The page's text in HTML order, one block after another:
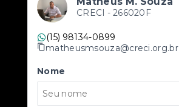
CRECI - 266020F
(15) 98134-0899
matheusmsouza@creci.org.br
Nome